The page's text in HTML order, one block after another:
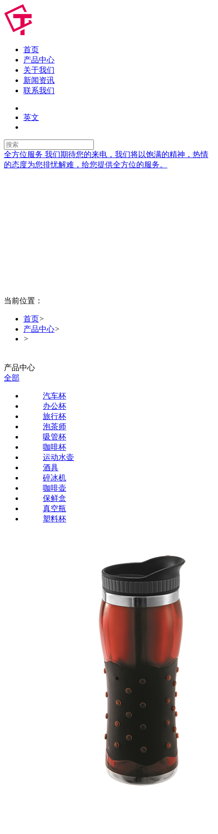
首页
产品中心
关于我们
新闻资讯
联系我们
英文
全方位服务 我们期待您的来电，我们将以饱满的精神，热情
的态度为您排忧解难，给您提供全方位的服务。
当前位置：
首页>
产品中心>
>
产品中心
全部
汽车杯
办公杯
旅行杯
泡茶师
吸管杯
咖啡杯
运动水壶
酒具
碎冰机
咖啡壶
保鲜盒
真空瓶
塑料杯